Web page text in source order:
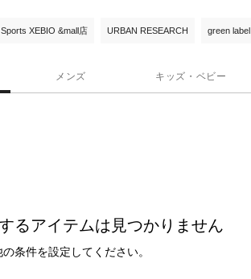
XEBIO &mall店 URBAN RESEARCH green
メンズ キッズ・ベビー
るアイテムは見つかりません
の条件を設定してください。